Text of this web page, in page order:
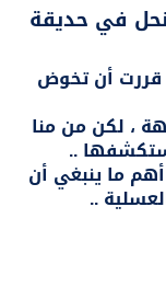
في حديقة
قررت أن تخوض
، لكن من منا
..
ما ينبغي أن
..